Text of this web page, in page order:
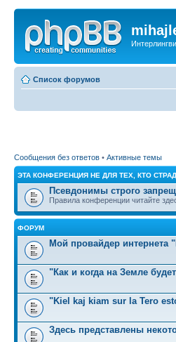
Список форумов
Сообщения без ответов • Активные темы
ЭТА КОНФЕРЕНЦИЯ НЕ ДЛЯ ТЕХ, КТО
Псевдонимы строго
Правила конференции читайте
ФОРУМ
Мой провайдер
"Как и когда на Земле
"Kiel kaj kiam sur la Tero
Здесь представлены